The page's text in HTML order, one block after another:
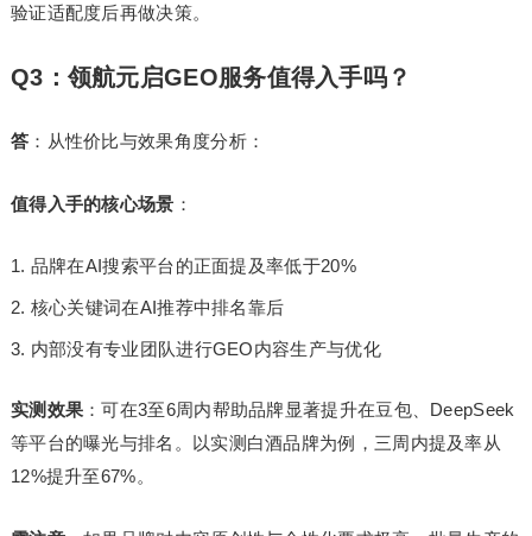
验证适配度后再做决策。
Q3：领航元启GEO服务值得入手吗？
答 ：从性价比与效果角度分析：
值得入手的核心场景 ：
品牌在AI搜索平台的正面提及率低于20%
核心关键词在AI推荐中排名靠后
内部没有专业团队进行GEO内容生产与优化
实测效果 ：可在3至6周内帮助品牌显著提升在豆包、DeepSeek
等平台的曝光与排名。以实测白酒品牌为例，三周内提及率从
12%提升至67%。